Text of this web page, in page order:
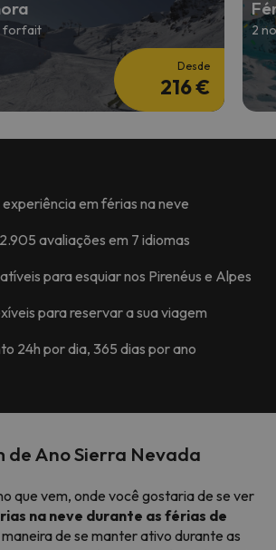
forfait
Desde
216 €
2
experiência em férias na neve
avaliações em 7 idiomas
para esquiar nos Pirenéus e Alpes
para reservar a sua viagem
24h por dia, 365 dias por ano
de Ano Sierra Nevada
que vem, onde você gostaria de se ver
na neve durante as férias de
de se manter ativo durante as